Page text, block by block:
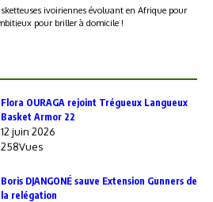
Flora OURAGA rejoint Trégueux Langueux
Basket Armor 22
12 juin 2026
258Vues
Boris DJANGONÉ sauve Extension Gunners de
la relégation